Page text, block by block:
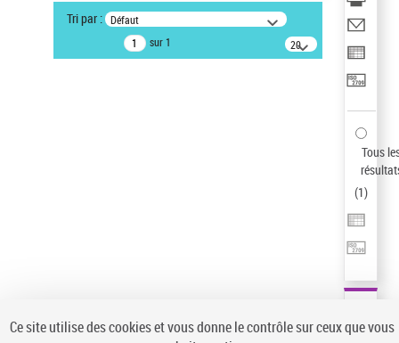
Auteur d’œuvre
Paco de Lucía (1947-2014)
Sauvegarder votre recherche
Tri par : Défaut
sur 1
20
résultats/page
Tous
(1)
Ce site utilise des cookies et vous donne le contrôle sur ceux que vous